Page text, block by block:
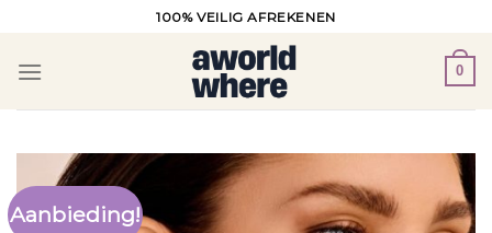
inhoud
100% VEILIG AFREKENEN
0
Aanbieding!